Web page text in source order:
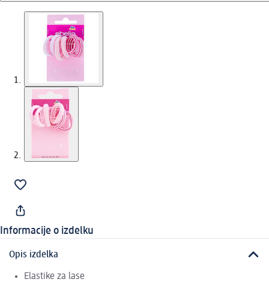
Informacije o izdelku
Opis izdelka
Elastike za lase